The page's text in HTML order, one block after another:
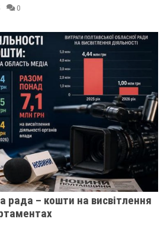
рада – кошти на висвітлення